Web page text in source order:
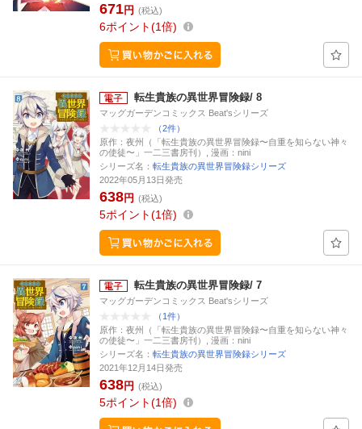
671円 (税込)
6ポイント 1倍
転生貴族の異世界冒険録/ 8
マッグガーデンコミックス Beat'sシリーズ
（2件）
原作：夜州（「転生貴族の異世界冒険録〜自重を知らない神々
の使徒〜」一二三書房刊）, 漫画：nini
シリーズ名： 転生貴族の異世界冒険録シリーズ
2022年05月13日発売
638円 (税込)
5ポイント 1倍
転生貴族の異世界冒険録/ 7
マッグガーデンコミックス Beat'sシリーズ
（1件）
原作：夜州（「転生貴族の異世界冒険録〜自重を知らない神々
の使徒〜」一二三書房刊）, 漫画：nini
シリーズ名： 転生貴族の異世界冒険録シリーズ
2021年12月14日発売
638円 (税込)
5ポイント 1倍